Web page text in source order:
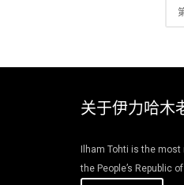
关于伊力哈木
Ilham Tohti is the most
the People’s Republic